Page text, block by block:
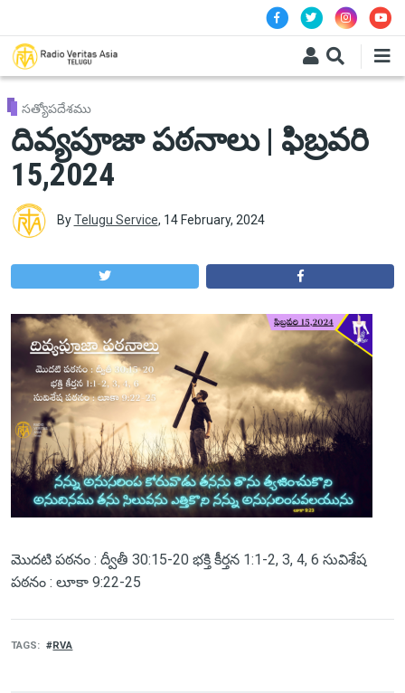
సత్యోపదేశము
దివ్యపూజా పఠనాలు | ఫిబ్రవరి
15,2024
ByTelugu Service, 14 February, 2024
మొదటి పఠనం : ద్వీతీ 30:15-20 భక్తి కీర్తన 1:1-2, 3, 4, 6 సువిశేష
పఠనం : లూకా 9:22-25
TAGS RVA